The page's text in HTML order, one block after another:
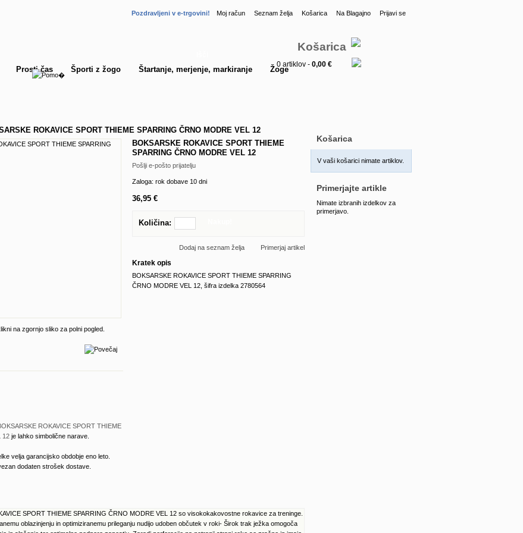
Košarica
0 artiklov - 0,00 €
Prosti čas Športi z žogo Štartanje, merjenje, markiranje Žoge
Pozdravljeni v e-trgovini! Moj račun Seznam želja Košarica Na Blagajno Prijavi se
ROKAVICE SPORT THIEME SPARRING ČRNO MODRE VEL 12
BOKSARSKE ROKAVICE SPORT THIEME
SPARRING ČRNO MODRE VEL 12
Pošlji e-pošto prijatelju
Zaloga: rok dobave 10 dni
36,95 €
Količina:
Dodaj na seznam želja Primerjaj artikel
Kratek opis
BOKSARSKE ROKAVICE SPORT THIEME SPARRING
ČRNO MODRE VEL 12, šifra izdelka 2780564
na zgornjo sliko za polni pogled.
ROKAVICE SPORT THIEME
12 je lahko simbolične narave.
velja garancijsko obdobje eno leto.
dodaten strošek dostave.
SPORT THIEME SPARRING ČRNO MODRE VEL 12 so visokokakovostne rokavice za treninge.
oblazinjenju in optimiziranemu prileganju nudijo udoben občutek v roki- Širok trak ježka omogoča
Košarica
V vaši košarici nimate artiklov.
Primerjajte artikle
Nimate izbranih izdelkov za
primerjavo.